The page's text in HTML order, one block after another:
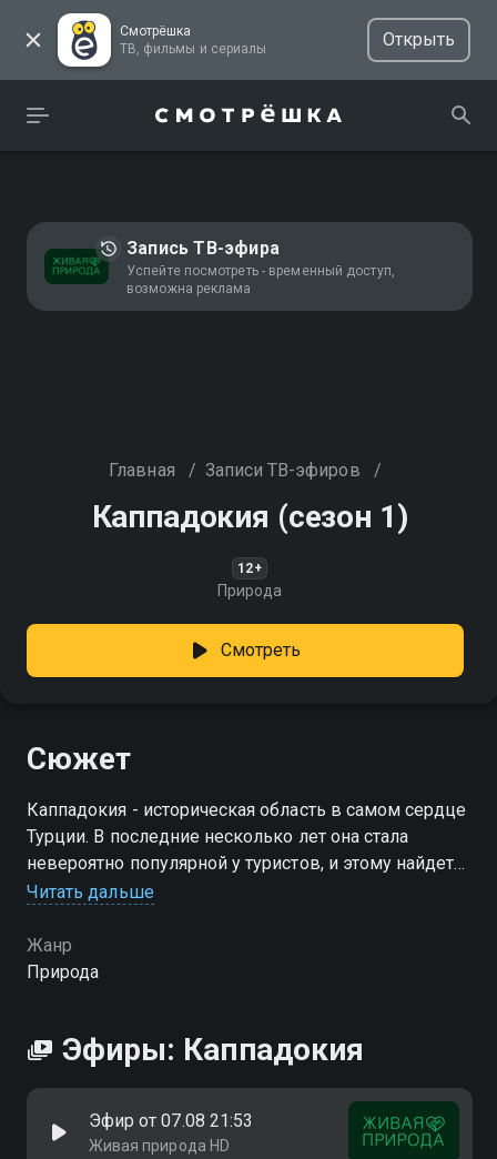
Смотрёшка
ТВ, фильмы и сериалы
Открыть
Запись ТВ-эфира
Успейте посмотреть - временный доступ,
возможна реклама
Главная / Записи ТВ-эфиров /
Каппадокия (сезон 1)
12+
Природа
Смотреть
Сюжет
Каппадокия - историческая область в самом сердце
Турции. В последние несколько лет она стала
невероятно популярной у туристов, и этому найдется
множество причин
Посмотреть онлайн 1 сезон сериала Каппадокия вы
можете совершенно бесплатно в хорошем HD
Читать дальше
Жанр
Природа
Эфиры: Каппадокия
Эфир от 07.08 21:53
Живая природа HD